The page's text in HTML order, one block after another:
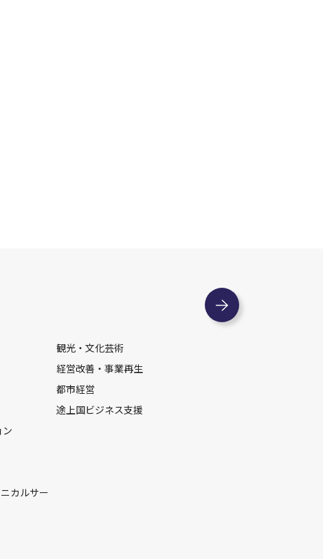
カルサー
観光・文化芸術
経営改善・事業再生
都市経営
途上国ビジネス支援